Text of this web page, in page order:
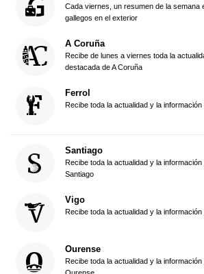
Cada viernes, un resumen de la semana
gallegos en el exterior
A Coruña
Recibe de lunes a viernes toda la
destacada de A Coruña
Ferrol
Recibe toda la actualidad y la
Santiago
Recibe toda la actualidad y la
Santiago
Vigo
Recibe toda la actualidad y la
Ourense
Recibe toda la actualidad y la